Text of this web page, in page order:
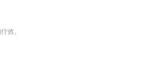
效。